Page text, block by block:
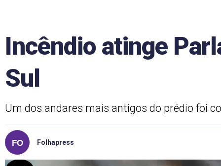
Incêndio atinge
Sul
Um dos andares mais antigos do prédio foi
Folhapress